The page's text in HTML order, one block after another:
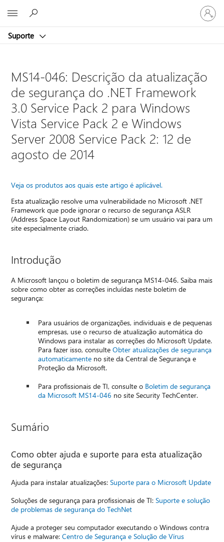
Suporte
Entre
em
sua
MS14-046: Descrição da atualização
de segurança do .NET Framework
3.0 Service Pack 2 para Windows
Vista Service Pack 2 e Windows
Server 2008 Service Pack 2: 12 de
agosto de 2014
Veja os produtos aos quais este artigo é aplicável.
Esta atualização resolve uma vulnerabilidade no Microsoft .NET
Framework que pode ignorar o recurso de segurança ASLR
(Address Space Layout Randomization) se um usuário vai para um
site especialmente criado.
Introdução
A Microsoft lançou o boletim de segurança MS14-046. Saiba mais
sobre como obter as correções incluídas neste boletim de
segurança:
Para usuários de organizações, individuais e de pequenas
empresas, use o recurso de atualização automática do
Windows para instalar as correções do Microsoft Update.
Para fazer isso, consulteObter atualizações de segurança
automaticamente no site da Central de Segurança e
Proteção da Microsoft.
Para profissionais de TI, consulte o Boletim de segurança
da Microsoft MS14-046 no site Security TechCenter.
Sumário
Como obter ajuda e suporte para esta atualização
de segurança
Ajuda para instalar atualizações:Suporte para o Microsoft Update
Soluções de segurança para profissionais de TI:Suporte e solução
de problemas de segurança do TechNet
Ajude a proteger seu computador executando o Windows contra
vírus e malware:Centro de Segurança e Solução de Vírus